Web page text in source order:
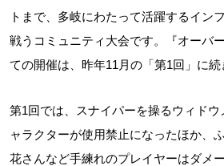
トまで、多岐にわたって活躍するイン
戦うコミュニティ大会です。『オーバ
ての開催は、昨年11月の「第1回」に続
第1回では、スナイパーを操るウィド
ャラクターが使用禁止になったほか、
花さんなど手練れのプレイヤーはダメ